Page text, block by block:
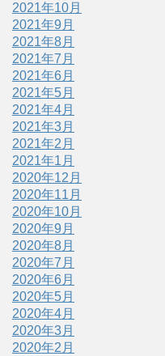
2021年10月
2021年9月
2021年8月
2021年7月
2021年6月
2021年5月
2021年4月
2021年3月
2021年2月
2021年1月
2020年12月
2020年11月
2020年10月
2020年9月
2020年8月
2020年7月
2020年6月
2020年5月
2020年4月
2020年3月
2020年2月